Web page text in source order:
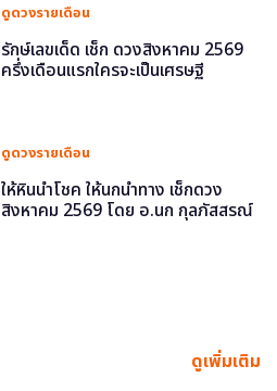
ดูดวงรายเดือน
รักษ์เลขเด็ด เช็ก ดวงสิงหาคม 2569
ครึ่งเดือนแรกใครจะเป็นเศรษฐี
ดูดวงรายเดือน
ให้หินนำโชค ให้นกนำทาง เช็กดวง
สิงหาคม 2569 โดย อ.นก กุลภัสสรณ์
ดูเพิ่มเติม